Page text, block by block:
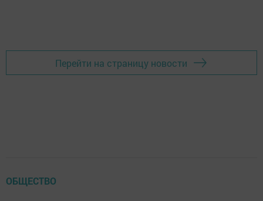
Перейти на страницу новости
ОБЩЕСТВО